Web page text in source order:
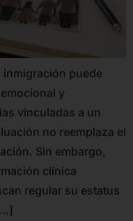
puede
y
vinculadas a un
no reemplaza el
Sin embargo,
clínica
regular su estatus